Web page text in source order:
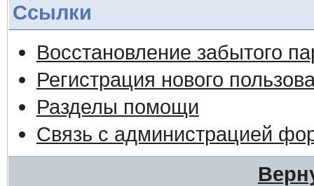
Ссылки
Восстановление забытого
Регистрация нового
Разделы помощи
Связь с администрацией